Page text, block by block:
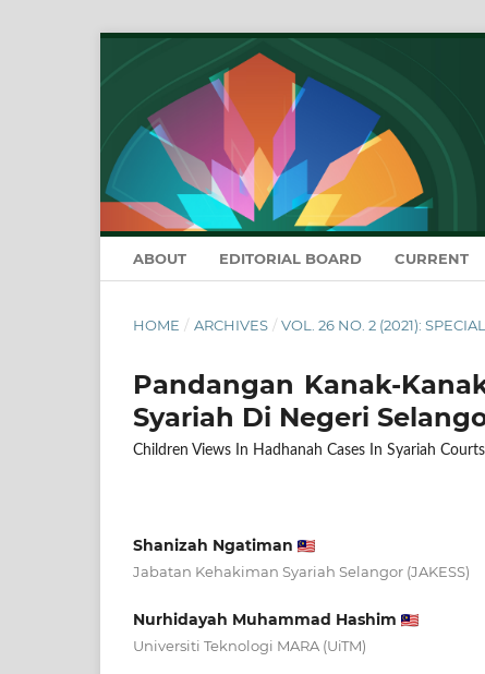
ABOUT EDITORIAL BOARD CURRENT
HOME / ARCHIVES / VOL. 26 NO. 2 (2021):
Pandangan Kanak-
Syariah Di Negeri
Children Views In Hadhanah Cases In Syariah
Shanizah Ngatiman
Jabatan Kehakiman Syariah Selangor (JAKESS)
Nurhidayah Muhammad Hashim
Universiti Teknologi MARA (UiTM)